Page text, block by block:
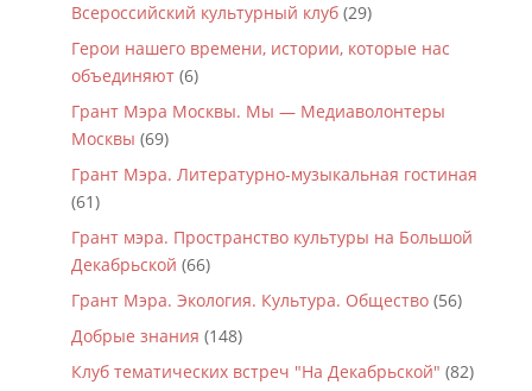
Всероссийский культурный клуб(29)
Герои нашего времени, истории, которые нас
объединяют(6)
Грант Мэра Москвы. Мы — Медиаволонтеры
Москвы (69)
Грант Мэра. Литературно-музыкальная гостиная
(61)
Грант мэра. Пространство культуры на Большой
Декабрьской (66)
Грант Мэра. Экология. Культура. Общество(56)
Добрые знания (148)
Клуб тематических встреч "На Декабрьской" (82)